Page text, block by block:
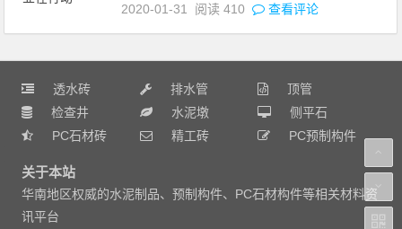
2020-01-31 阅读410 查看评论
透水砖 排水管
顶管
检查井
水泥墩
侧平石
PC石材砖
精工砖 PC预制构件
关于本站
华南地区权威的水泥制品、预制构件、PC石材构件等相关材料资
讯平台